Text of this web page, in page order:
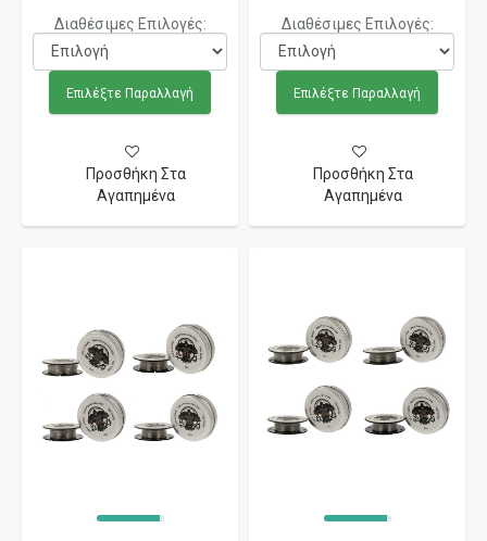
Διαθέσιμες Επιλογές:
Επιλέξτε Παραλλαγή
Προσθήκη Στα
Αγαπημένα
Διαθέσιμες Επιλογές:
Επιλέξτε Παραλλαγή
Προσθήκη Στα
Αγαπημένα